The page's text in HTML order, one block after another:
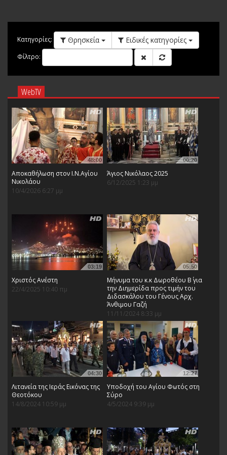
Κατηγορίες: Θρησκεία Ειδικές κατηγορίες
Φίλτρο:
WebTV
48:00
Αποκαθήλωση στον Ι.Ν.Αγίου
Νικολάου
10/4/2026 6:27 μμ
00:20
Άγιος Νικόλαος 2025
6/12/2025 1:23 μμ
03:19
Χριστός Ανέστη
22/4/2025 10:40 πμ
05:50
Μήνυμα του κ.κ Δωροθέου Β΄ για
την Διημερίδα προς τιμήν του
Διδασκάλου του Γένους Aρχ.
Άνθιμου Γαζή
11/11/2024 8:33 μμ
04:30
Λιτανεία της Ιεράς Εικόνας της
Θεοτόκου
14/8/2024 10:59 μμ
12:27
Υποδοχή του Αγίου Φωτός στη
Σύρο
4/5/2024 9:39 μμ